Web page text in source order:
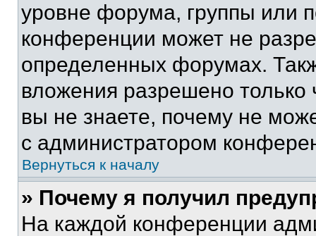
уровне форума, группы или
конференции может не
определенных форумах.
вложения разрешено
вы не знаете, почему не
с администратором
Вернуться к началу
» Почему я получил
На каждой конференции